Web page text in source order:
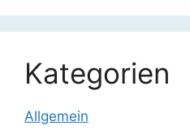
Kategorien
Allgemein